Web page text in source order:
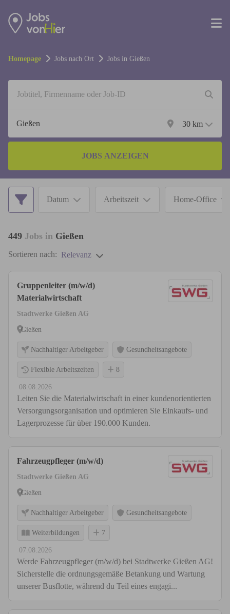
Homepage Jobs nach Ort Jobs in Gießen
30 km
JOBS ANZEIGEN
Datum Arbeitszeit Home-Office
449 Jobs in Gießen
Sortieren nach: Relevanz
Gruppenleiter (m/w/d)
Materialwirtschaft
Stadtwerke Gießen AG
Gießen
Nachhaltiger Arbeitgeber Gesundheitsangebote
Flexible Arbeitszeiten 8
08.08.2026
Leiten Sie die Materialwirtschaft in einer kundenorientierten
Versorgungsorganisation und optimieren Sie Einkaufs- und
Lagerprozesse für über 190.000 Kunden.
Fahrzeugpfleger (m/w/d)
Stadtwerke Gießen AG
Gießen
Nachhaltiger Arbeitgeber Gesundheitsangebote
Weiterbildungen 7
07.08.2026
Werde Fahrzeugpfleger (m/w/d) bei Stadtwerke Gießen AG!
Sicherstelle die ordnungsgemäße Betankung und Wartung
unserer Busflotte, während du Teil eines engagi...